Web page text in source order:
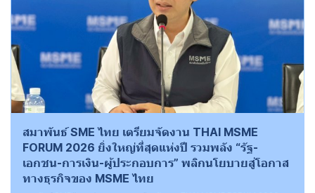
สมาพันธ์ SME ไทย เตรียมจัดงาน THAI MSME
FORUM 2026 ยิ่งใหญ่ที่สุดแห่งปี รวมพลัง “รัฐ-
เอกชน-การเงิน-ผู้ประกอบการ” พลิกนโยบายสู่โอกาส
ทางธุรกิจของ MSME ไทย